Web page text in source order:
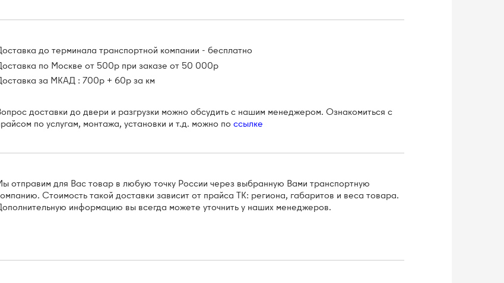
до терминала транспортной компании - бесплатно
по Москве от 500р при заказе от 50 000р
за МКАД : 700р + 60р за км
доставки до двери и разгрузки можно обсудить с нашим менеджером. Ознакомиться с
по услугам, монтажа, установки и т.д. можно поссылке
отправим для Вас товар в любую точку России через выбранную Вами транспортную
Стоимость такой доставки зависит от прайса ТК: региона, габаритов и веса товара.
информацию вы всегда можете уточнить у наших менеджеров.